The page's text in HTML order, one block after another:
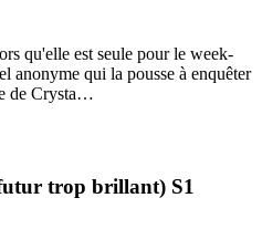
qu'elle est seule pour le week-
anonyme qui la pousse à enquêter
de Crysta…
trop brillant) S1